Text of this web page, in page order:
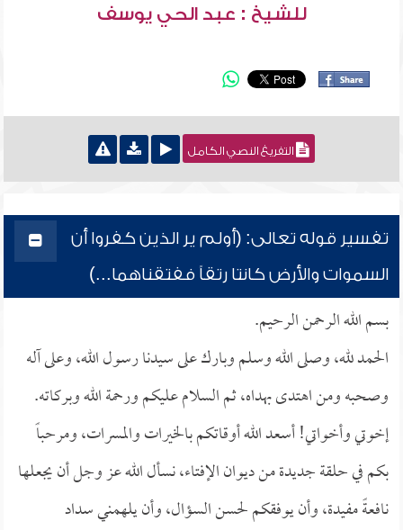
للشيخ : عبد الحي يوسف
التفريغ النصي الكامل
تفسير قوله تعالى: (أولم ير الذين كفروا أن
السموات والأرض كانتا رتقاً ففتقناهما...)
بسم الله الرحمن الرحيم.
الحمد لله، وصلى الله وسلم وبارك على سيدنا رسول الله، وعلى آله
وصحبه ومن اهتدى بهداه، ثم السلام عليكم ورحمة الله وبركاته.
إخوتي وأخواتي! أسعد الله أوقاتكم بالخيرات والمسرات، ومرحباً
بكم في حلقة جديدة من ديوان الإفتاء، نسأل الله عز وجل أن يجعلها
نافعةً مفيدة، وأن يوفقكم لحسن السؤال، وأن يلهمني سداد